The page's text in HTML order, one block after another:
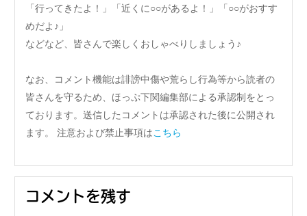
「行ってきたよ！」「近くに○○があるよ！」「○○がおすす
めだよ♪」
などなど、皆さんで楽しくおしゃべりしましょう♪
なお、コメント機能は誹謗中傷や荒らし行為等から読者の
皆さんを守るため、ほっぷ下関編集部による承認制をとっ
ております。送信したコメントは承認された後に公開され
ます。 注意および禁止事項はこちら
コメントを残す